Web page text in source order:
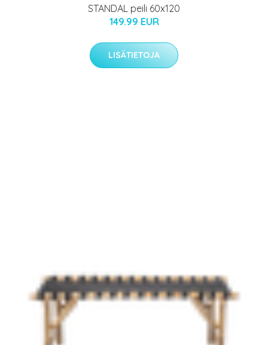
STANDAL peili 60x120
149.99 EUR
LISÄTIETOJA